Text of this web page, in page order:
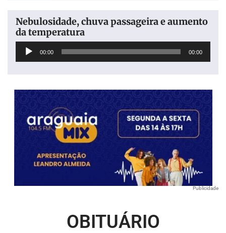
Nebulosidade, chuva passageira e aumento
da temperatura
Tocador
00:00 00:00
Publicidade
OBITUÁRIO